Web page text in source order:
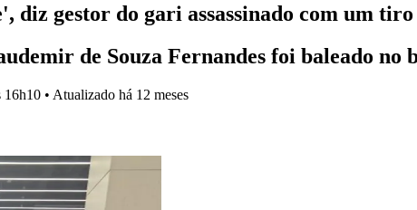
diz gestor do gari assassinado com um
de Souza Fernandes foi baleado no
16h10 • Atualizado há 12 meses